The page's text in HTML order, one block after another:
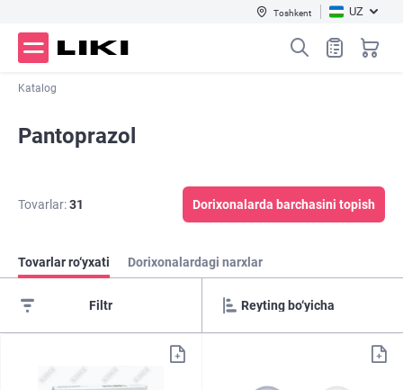
Toshkent UZ
Katalog
Pantoprazol
Tovarlar:31 Dorixonalarda barchasini topish
Tovarlar ro‘yxati Dorixonalardagi narxlar
Filtr